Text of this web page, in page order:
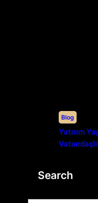
Blog
Yatırım
Search